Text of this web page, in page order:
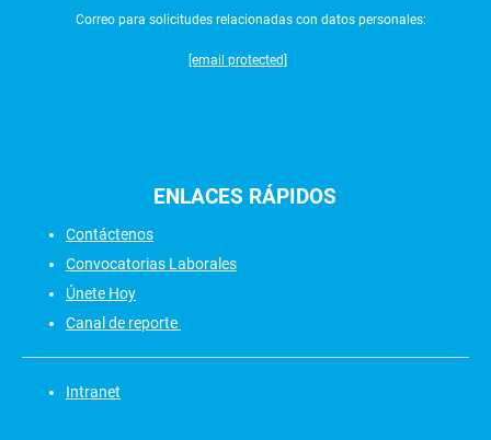
Correo para solicitudes relacionadas con datos personales:
[email protected]
ENLACES RÁPIDOS
Contáctenos
Convocatorias Laborales
Únete Hoy
Canal de reporte
Intranet